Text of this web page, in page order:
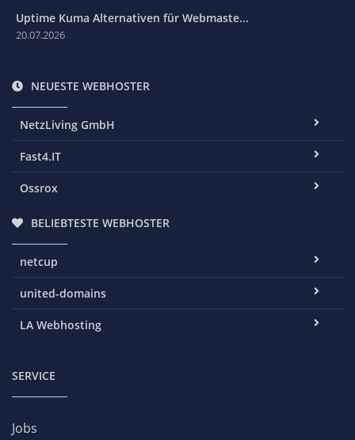
Uptime Kuma Alternativen für Webmaste...
20.07.2026
NEUESTE WEBHOSTER
NetzLiving GmbH
Fast4.IT
Ossrox
BELIEBTESTE WEBHOSTER
netcup
united-domains
LA Webhosting
SERVICE
Jobs